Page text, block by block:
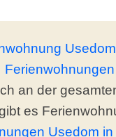
Usedom
an der
es
Usedom